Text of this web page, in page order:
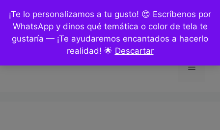
¡Te lo personalizamos a tu gusto! 😍 Escríbenos por
WhatsApp y dinos qué temática o color de tela te
gustaría — ¡Te ayudaremos encantados a hacerlo
realidad! 🌟 Descartar
contenido
Menú